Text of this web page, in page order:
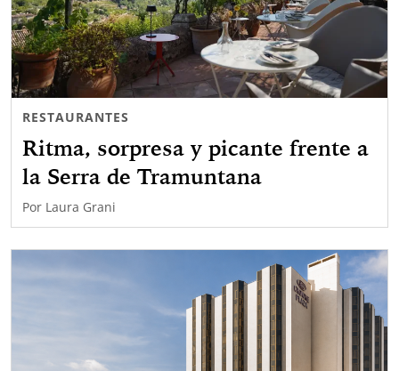
RESTAURANTES
Ritma, sorpresa y picante frente a
la Serra de Tramuntana
Por Laura Grani